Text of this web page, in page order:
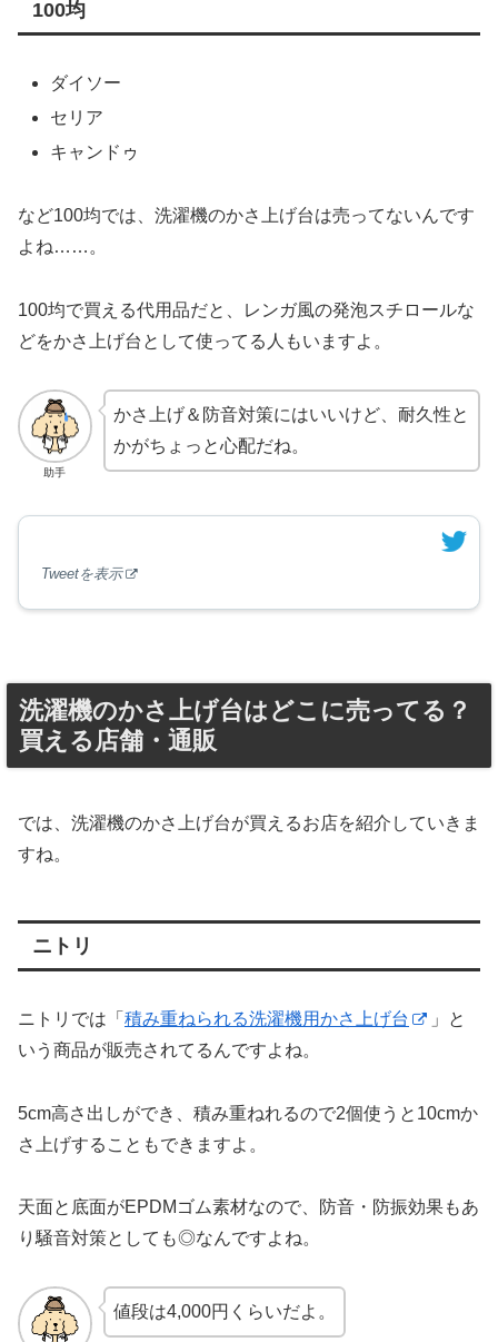
100均
ダイソー
セリア
キャンドゥ
など100均では、洗濯機のかさ上げ台は売ってないんです
よね……。
100均で買える代用品だと、レンガ風の発泡スチロールな
どをかさ上げ台として使ってる人もいますよ。
助手
かさ上げ＆防音対策にはいいけど、耐久性と
かがちょっと心配だね。
Tweetを表示
洗濯機のかさ上げ台はどこに売ってる？
買える店舗・通販
では、洗濯機のかさ上げ台が買えるお店を紹介していきま
すね。
ニトリ
ニトリでは「 積み重ねられる洗濯機用かさ上げ台
」と
いう商品が販売されてるんですよね。
5cm高さ出しができ、積み重ねれるので2個使うと10cmか
さ上げすることもできますよ。
天面と底面がEPDMゴム素材なので、防音・防振効果もあ
り騒音対策としても◎なんですよね。
値段は4,000円くらいだよ。